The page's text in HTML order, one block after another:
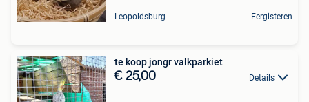
Leopoldsburg Eergisteren
te koop jongr valkparkiet
€ 25,00 Details